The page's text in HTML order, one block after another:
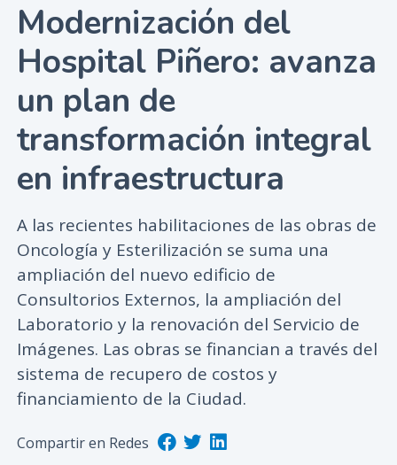
e
n
i
p
r
n
i
p
a
Modernización del
Hospital Piñero: avanza
un plan de
transformación integral
en infraestructura
A las recientes habilitaciones de las obras de
Oncología y Esterilización se suma una
ampliación del nuevo edificio de
Consultorios Externos, la ampliación del
Laboratorio y la renovación del Servicio de
Imágenes. Las obras se financian a través del
sistema de recupero de costos y
financiamiento de la Ciudad.
Compartir en Redes